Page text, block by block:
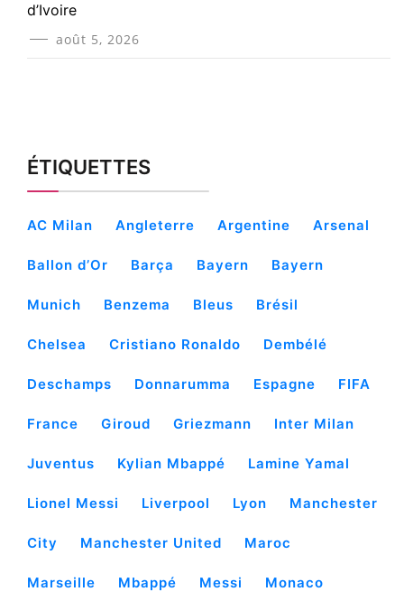
d’Ivoire
août 5, 2026
ÉTIQUETTES
AC Milan Angleterre Argentine Arsenal
Ballon d’Or Barça Bayern Bayern
Munich Benzema Bleus Brésil
Chelsea Cristiano Ronaldo Dembélé
Deschamps Donnarumma Espagne FIFA
France Giroud Griezmann Inter Milan
Juventus Kylian Mbappé Lamine Yamal
Lionel Messi Liverpool Lyon Manchester
City Manchester United Maroc
Marseille Mbappé Messi Monaco